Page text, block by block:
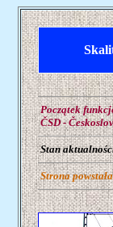
Początek
ČSD -
Stan
Strona